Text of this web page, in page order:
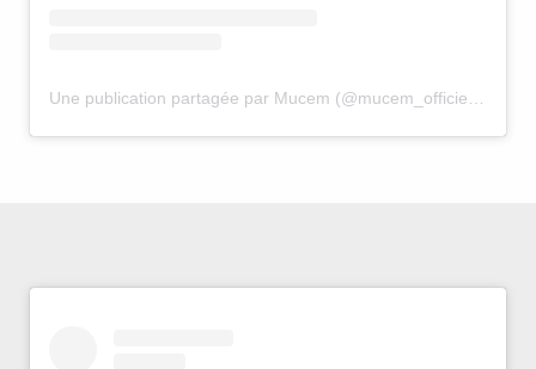
Une publication partagée par Mucem (@mucem_officiel)le